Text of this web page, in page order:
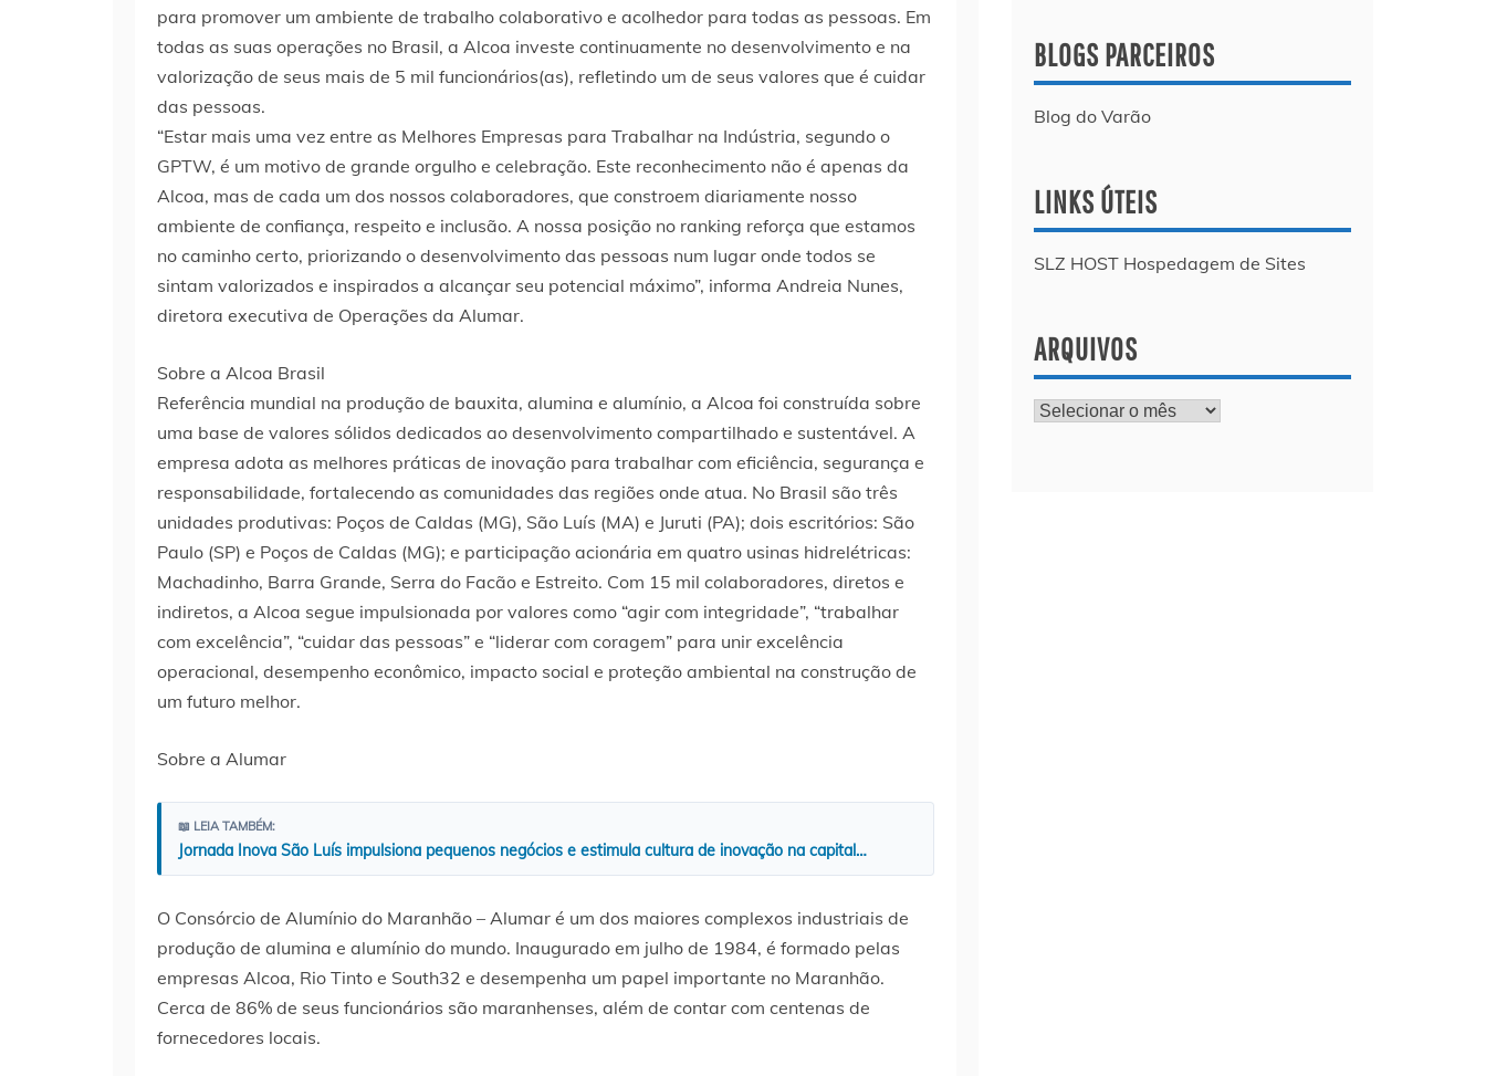
para promover um ambiente de trabalho colaborativo e acolhedor para todas as pessoas. Em
todas as suas operações no Brasil, a Alcoa investe continuamente no desenvolvimento e na
valorização de seus mais de 5 mil funcionários(as), refletindo um de seus valores que é cuidar
das pessoas.
“Estar mais uma vez entre as Melhores Empresas para Trabalhar na Indústria, segundo o
GPTW, é um motivo de grande orgulho e celebração. Este reconhecimento não é apenas da
Alcoa, mas de cada um dos nossos colaboradores, que constroem diariamente nosso
ambiente de confiança, respeito e inclusão. A nossa posição no ranking reforça que estamos
no caminho certo, priorizando o desenvolvimento das pessoas num lugar onde todos se
sintam valorizados e inspirados a alcançar seu potencial máximo”, informa Andreia Nunes,
diretora executiva de Operações da Alumar.
Sobre a Alcoa Brasil
Referência mundial na produção de bauxita, alumina e alumínio, a Alcoa foi construída sobre
uma base de valores sólidos dedicados ao desenvolvimento compartilhado e sustentável. A
empresa adota as melhores práticas de inovação para trabalhar com eficiência, segurança e
responsabilidade, fortalecendo as comunidades das regiões onde atua. No Brasil são três
unidades produtivas: Poços de Caldas (MG), São Luís (MA) e Juruti (PA); dois escritórios: São
Paulo (SP) e Poços de Caldas (MG); e participação acionária em quatro usinas hidrelétricas:
Machadinho, Barra Grande, Serra do Facão e Estreito. Com 15 mil colaboradores, diretos e
indiretos, a Alcoa segue impulsionada por valores como “agir com integridade”, “trabalhar
com excelência”, “cuidar das pessoas” e “liderar com coragem” para unir excelência
operacional, desempenho econômico, impacto social e proteção ambiental na construção de
um futuro melhor.
Sobre a Alumar
📖 LEIA TAMBÉM:
Jornada Inova São Luís impulsiona pequenos negócios e estimula cultura de inovação na capital…
O Consórcio de Alumínio do Maranhão – Alumar é um dos maiores complexos industriais de
produção de alumina e alumínio do mundo. Inaugurado em julho de 1984, é formado pelas
empresas Alcoa, Rio Tinto e South32 e desempenha um papel importante no Maranhão.
Cerca de 86% de seus funcionários são maranhenses, além de contar com centenas de
fornecedores locais.
BLOGS PARCEIROS
Blog do Varão
LINKS ÚTEIS
SLZ HOST Hospedagem de Sites
ARQUIVOS
Arquivos